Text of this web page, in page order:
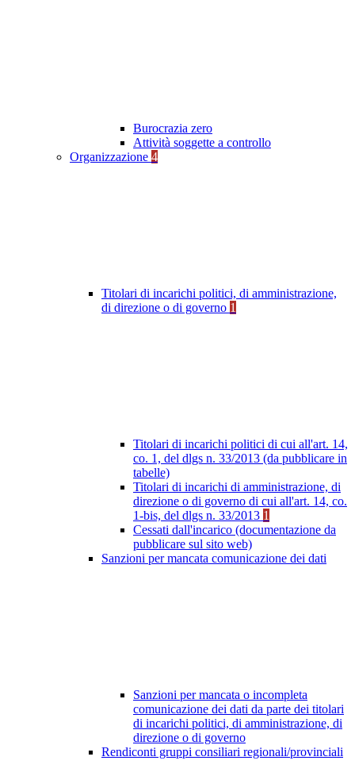
Burocrazia zero
Attività soggette a controllo
Organizzazione 4
Titolari di incarichi politici, di amministrazione,
di direzione o di governo 1
Titolari di incarichi politici di cui all'art. 14,
co. 1, del dlgs n. 33/2013 (da pubblicare in
tabelle)
Titolari di incarichi di amministrazione, di
direzione o di governo di cui all'art. 14, co.
1-bis, del dlgs n. 33/2013 1
Cessati dall'incarico (documentazione da
pubblicare sul sito web)
Sanzioni per mancata comunicazione dei dati
Sanzioni per mancata o incompleta
comunicazione dei dati da parte dei titolari
di incarichi politici, di amministrazione, di
direzione o di governo
Rendiconti gruppi consiliari regionali/provinciali